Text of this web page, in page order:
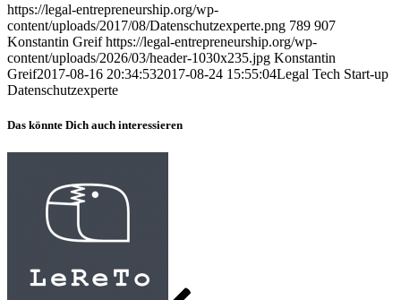
https://legal-entrepreneurship.org/wp-
content/uploads/2017/08/Datenschutzexperte.png 789 907
Konstantin Greif https://legal-entrepreneurship.org/wp-
content/uploads/2026/03/header-1030x235.jpg Konstantin
Greif2017-08-16 20:34:532017-08-24 15:55:04Legal Tech Start-up
Datenschutzexperte
Das könnte Dich auch interessieren